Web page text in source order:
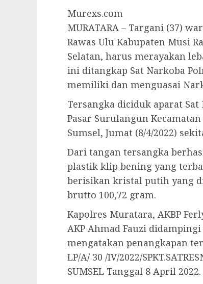
Murexs.com
MURATARA – Targani (37)
Rawas Ulu Kabupaten Musi
Selatan, harus merayakan
ini ditangkap Sat Narkoba
memiliki dan menguasai
Tersangka diciduk aparat
Pasar Surulangun
Sumsel, Jumat (8/4/2022)
Dari tangan tersangka
plastik klip bening yang
berisikan kristal putih yang
brutto 100,72 gram.
Kapolres Muratara, AKBP
AKP Ahmad Fauzi
mengatakan penangkapan
LP/A/ 30 /IV/2022/
SUMSEL Tanggal 8 April 2022.